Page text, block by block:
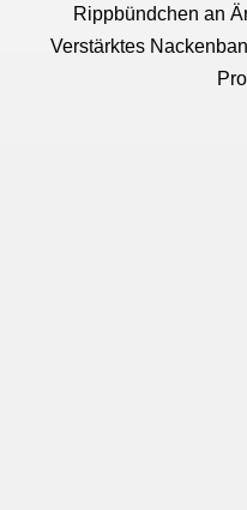
Rippbündchen an
Verstärktes